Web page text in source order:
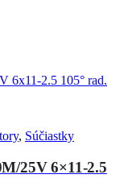
, Súčiastky
25V 6×11-2.5